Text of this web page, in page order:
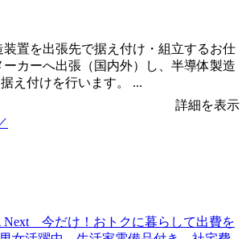
置を出張先で据え付け・組立するお仕
カーへ出張（国内外）し、半導体製造
え付けを行います。 ...
詳細を表示